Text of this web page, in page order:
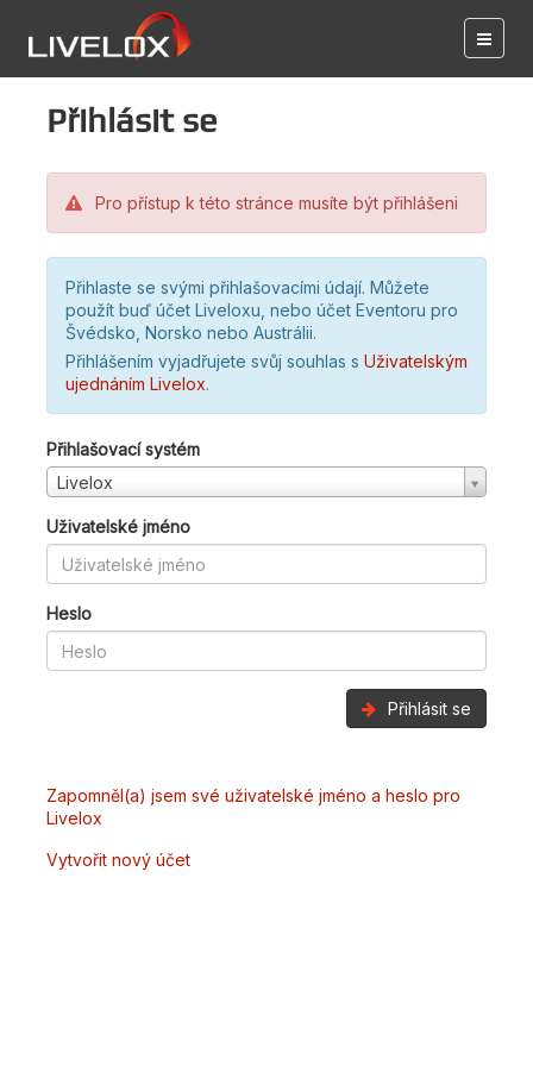
Přihlásit se
Pro přístup k této stránce musíte být přihlášeni
Přihlaste se svými přihlašovacími údají. Můžete
použít buď účet Liveloxu, nebo účet Eventoru pro
Švédsko, Norsko nebo Austrálii.
Přihlášením vyjadřujete svůj souhlas s Uživatelským
ujednáním Livelox.
Přihlašovací systém
Livelox
Uživatelské jméno
Heslo
Přihlásit se
Zapomněl(a) jsem své uživatelské jméno a heslo pro
Livelox
Vytvořit nový účet